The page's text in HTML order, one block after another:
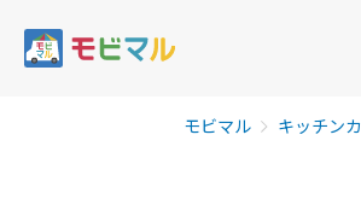
モビマル キッチン